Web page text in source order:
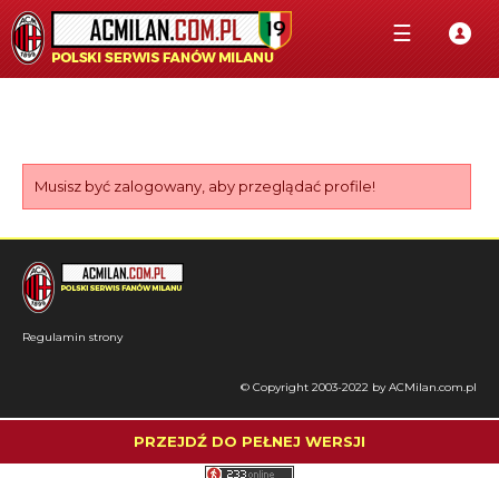
☰
Musisz być zalogowany, aby przeglądać profile!
Regulamin strony
© Copyright 2003-2022 by ACMilan.com.pl
PRZEJDŹ DO PEŁNEJ WERSJI